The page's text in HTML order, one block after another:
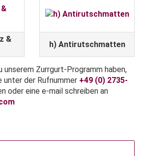
&
h) Antirutschmatten
unserem Zurrgurt-Programm haben,
unter der Rufnummer +49 (0) 2735-
oder eine e-mail schreiben an